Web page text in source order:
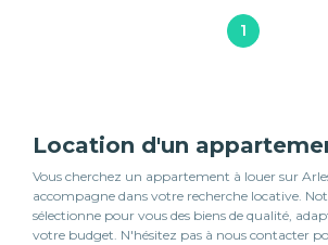
1
Location d'un
Vous cherchez un appartement à louer sur
accompagne dans votre recherche locative.
sélectionne pour vous des biens de qualité,
votre budget. N'hésitez pas à nous contacter